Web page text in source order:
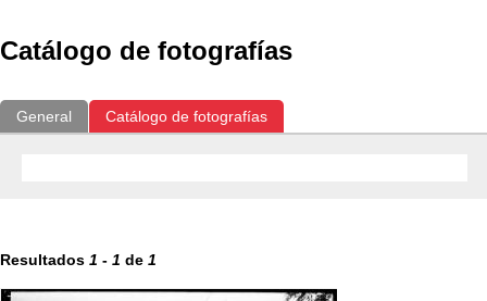
Catálogo de fotografías
General Catálogo de fotografías
Resultados 1 - 1 de 1